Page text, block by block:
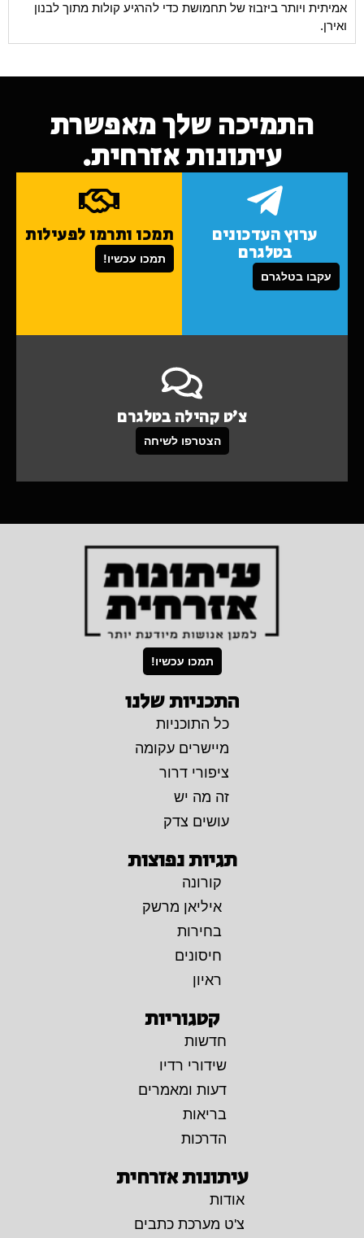
אמיתית ויותר ביזבוז של תחמושת כדי להרגיע קולות מתוך לבנון
ואירן.
התמיכה שלך מאפשרת
עיתונות אזרחית.
ערוץ העדכונים
בטלגרם
עקבו בטלגרם
תמכו ותרמו לפעילות
תמכו עכשיו!
צ'ט קהילה בטלגרם
הצטרפו לשיחה
תמכו עכשיו!
התכניות שלנו
כל התוכניות
מיישרים עקומה
ציפורי דרור
זה מה יש
עושים צדק
תגיות נפוצות
קורונה
איליאן מרשק
בחירות
חיסונים
ראיון
קטגוריות
חדשות
שידורי רדיו
דעות ומאמרים
בריאות
הדרכות
עיתונות אזרחית
אודות
צ'ט מערכת כתבים